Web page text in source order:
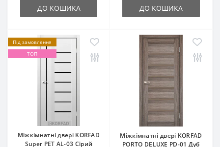
ДО КОШИКА ДО КОШИКА
Під замовлення
ТОП
Міжкімнатні двері KORFAD
Super PET AL-03 Сірий
Міжкімнатні двері KORFAD
PORTO DELUXE PD-01 Дуб